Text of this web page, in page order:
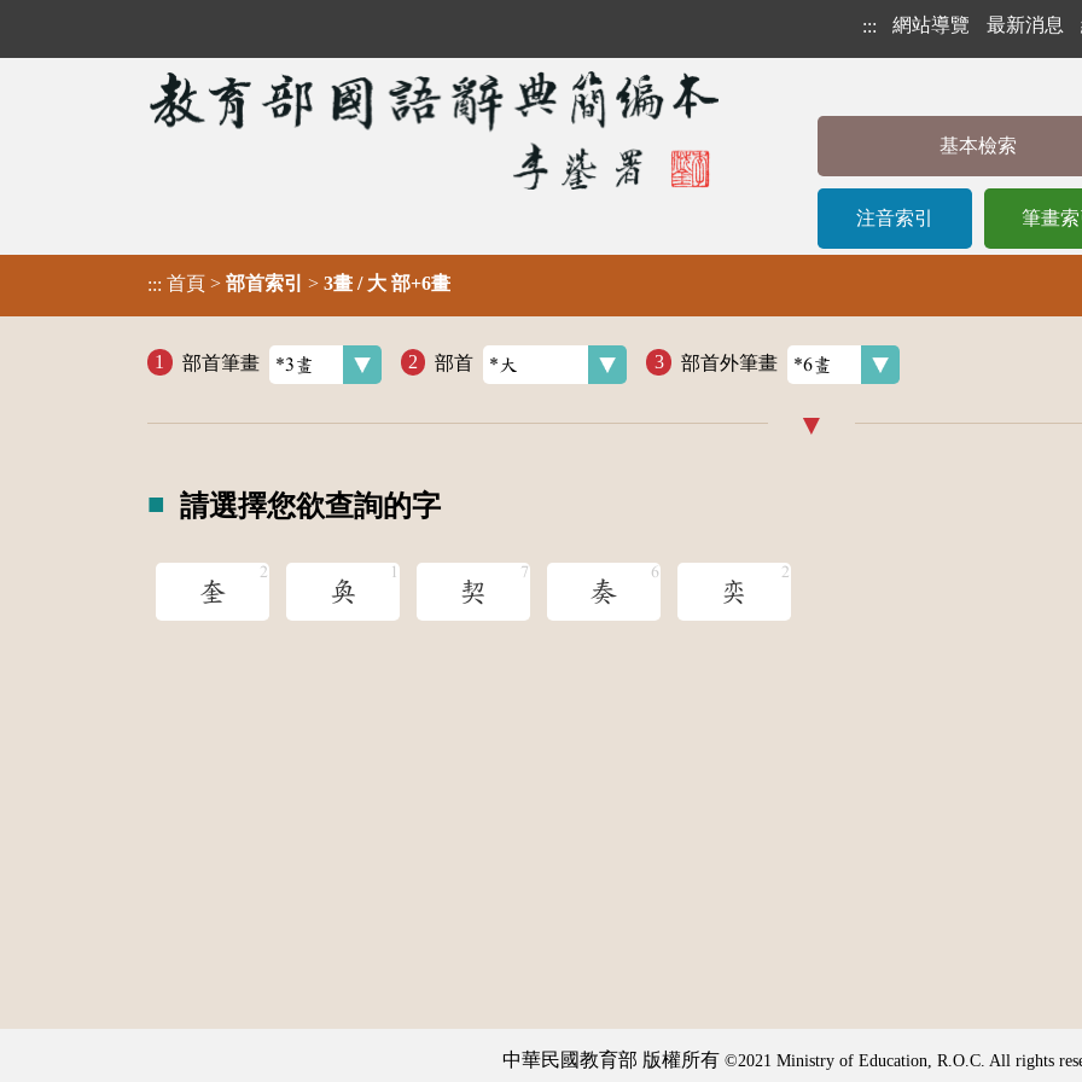
::: 網站導覽 最新消息
基本檢索
注音索引 筆畫索
::: 首頁 > 部首索引 > 3畫 / 大 部+6畫
部首筆畫 部首 部首外筆畫
請選擇您欲查詢的字
奎 奐 契 奏 奕
中華民國教育部 版權所有 ©2021 Ministry of Education, R.O.C. All rights